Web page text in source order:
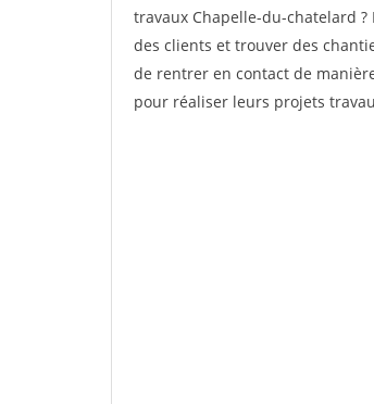
travaux Chapelle-du-chatelard
des clients et trouver des
de rentrer en contact de
pour réaliser leurs projets